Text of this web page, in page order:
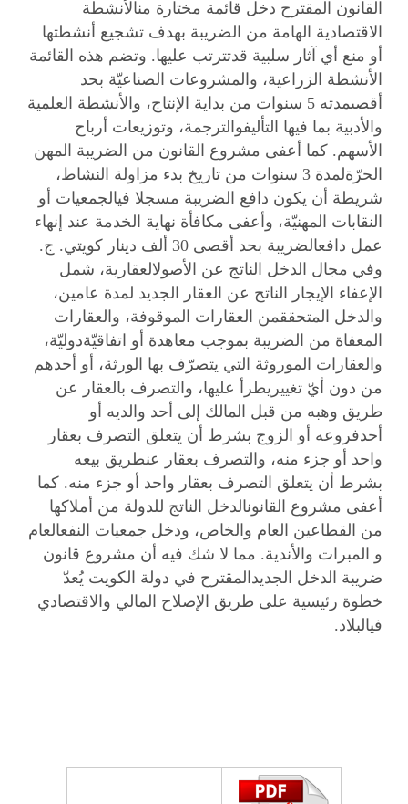
القانون المقترح دخل قائمة مختارة منالأنشطة
الاقتصادية الهامة من الضريبة بهدف تشجيع أنشطتها
أو منع أي آثار سلبية قدتترتب عليها. وتضم هذه القائمة
الأنشطة الزراعية، والمشروعات الصناعيّة بحد
أقصىمدته 5 سنوات من بداية الإنتاج، والأنشطة العلمية
والأدبية بما فيها التأليفوالترجمة، وتوزيعات أرباح
الأسهم. كما أعفى مشروع القانون من الضريبة المهن
الحرّةلمدة 3 سنوات من تاريخ بدء مزاولة النشاط،
شريطة أن يكون دافع الضريبة مسجلا فيالجمعيات أو
النقابات المهنيّة، وأعفى مكافأة نهاية الخدمة عند إنهاء
عمل دافعالضريبة بحد أقصى 30 ألف دينار كويتي. ج‌.
وفي مجال الدخل الناتج عن الأصولالعقارية، شمل
الإعفاء الإيجار الناتج عن العقار الجديد لمدة عامين،
والدخل المتحققمن العقارات الموقوفة، والعقارات
المعفاة من الضريبة بموجب معاهدة أو اتفاقيّةدوليّة،
والعقارات الموروثة التي يتصرّف بها الورثة، أو أحدهم
من دون أيّ تغييريطرأ عليها، والتصرف بالعقار عن
طريق وهبه من قبل المالك إلى أحد والديه أو
أحدفروعه أو الزوج بشرط أن يتعلق التصرف بعقار
واحد أو جزء منه، والتصرف بعقار عنطريق بيعه
بشرط أن يتعلق التصرف بعقار واحد أو جزء منه. كما
أعفى مشروع القانونالدخل الناتج للدولة من أملاكها
من القطاعين العام والخاص، ودخل جمعيات النفعالعام
و المبرات والأندية. مما لا شك فيه أن مشروع قانون
ضريبة الدخل الجديدالمقترح في دولة الكويت يُعدّ
خطوة رئيسية على طريق الإصلاح المالي والاقتصادي
فيالبلاد.